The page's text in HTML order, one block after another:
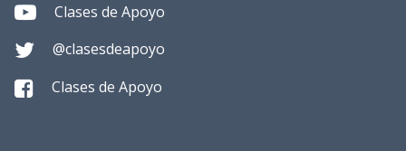
Clases de Apoyo
@clasesdeapoyo
Clases de Apoyo